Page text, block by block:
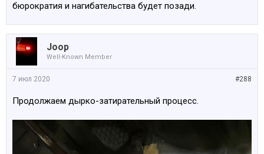
бюрократия и нагибательства будет позади.
Joop
Well-Known Member
#288
7 июл 2020
Продолжаем дырко-затирательный процесс.